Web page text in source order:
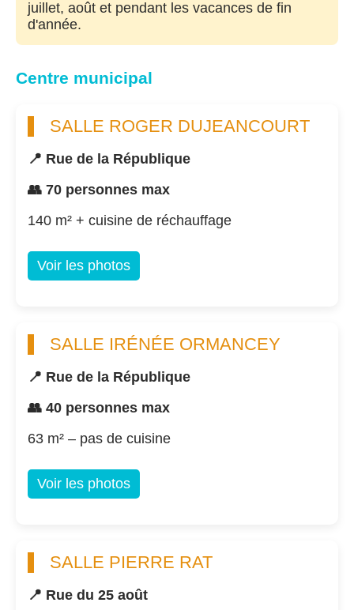
juillet, août et pendant les vacances de fin
d'année.
Centre municipal
SALLE ROGER DUJEANCOURT
📍 Rue de la République
👥 70 personnes max
140 m² + cuisine de réchauffage
Voir les photos
SALLE IRÉNÉE ORMANCEY
📍 Rue de la République
👥 40 personnes max
63 m² – pas de cuisine
Voir les photos
SALLE PIERRE RAT
📍 Rue du 25 août